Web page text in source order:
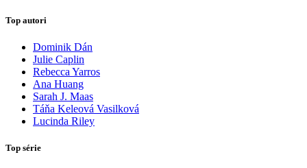
Top autori
Dominik Dán
Julie Caplin
Rebecca Yarros
Ana Huang
Sarah J. Maas
Táňa Keleová Vasilková
Lucinda Riley
Top série